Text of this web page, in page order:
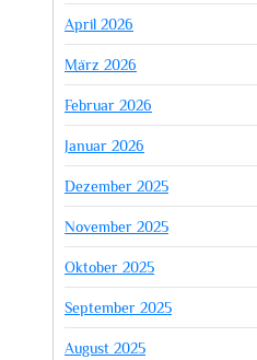
April 2026
März 2026
Februar 2026
Januar 2026
Dezember 2025
November 2025
Oktober 2025
September 2025
August 2025